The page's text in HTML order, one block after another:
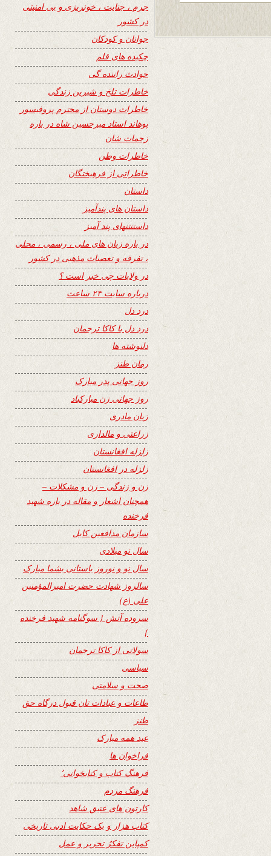
جرم ، جنایت ، خونریزی و بی امنیتی
در کشور
جوانان و کودکان
چکیده های قلم
حوادث راننده گی
خاطرات تلخ و شیرین زندگی
خاطرات دوستان از محترم پروفیسور
پوهاند استاد میرحسین شاه در باره
زحمات شان
خاطرات وطن
خاطراتی از فرهیختگان
داستان
داستان های پندآمیز
داستنتنهای پند آمیز
در باره زبان های ملی ، رسمی ، محلی
، تفرقه و تعصبات مذهبی در کشور
در ولایات چی خبر است ؟
درباره سایت ۲۴ ساعت
درد دل
درد دل با کاکا ترجمان
دلنوشته ها
رمان طنز
روز جهانی پدر مبارک
روز جهانی زن مبارکباد
زبان مادری
زراعتی و مالداری
زلزله افغانستان
زلزله در افغانستان
زن و زندگی – زن و مشکلات –
همچنان اشعار و مقاله در باره شهید
فرخنده
سازمان مدافعین کابل
سال نو میلادی
سال نو و نوروز باستانی بشما مبارک
سالروز شهادت حضرت امیرالمؤمنین
علی (ع)
سروده آتش { سوگنامه شهید فرخنده
}
سولاتی از کاکا ترجمان
سیاسی
صحت و سلامتی
طاعات و عبادات تان قبول درگاه حق
طنز
عید همه مبارک
فراخوان ها
فرهنگ کتاب و کتابخوانی٬
فرهنگ مردم
کارتون های عتیق شاهد
کتاب هزار و یک حکایت ادبی تاریخی
کمپاین تفکرُ تحریر و عمل